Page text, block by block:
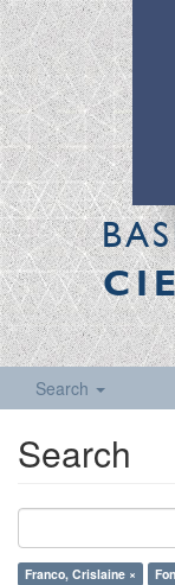
Search
Search
Franco, Crislaine ×